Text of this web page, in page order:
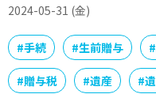
2024-05-31 (金)
#手続 #生前贈与 #
#贈与税 #遺産 #